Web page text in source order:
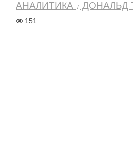
АНАЛИТИКА ДОНАЛЬД
151